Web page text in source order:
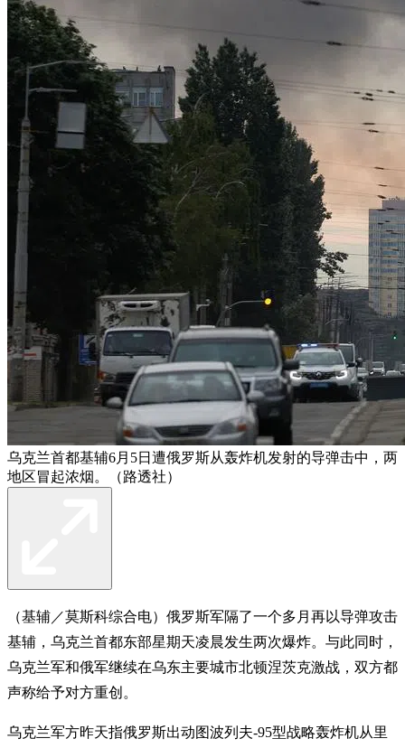
乌克兰首都基辅6月5日遭俄罗斯从轰炸机发射的导弹击中，两
地区冒起浓烟。（路透社）
（基辅／莫斯科综合电）俄罗斯军隔了一个多月再以导弹攻击
基辅，乌克兰首都东部星期天凌晨发生两次爆炸。与此同时，
乌克兰军和俄军继续在乌东主要城市北顿涅茨克激战，双方都
声称给予对方重创。
乌克兰军方昨天指俄罗斯出动图波列夫-95型战略轰炸机从里